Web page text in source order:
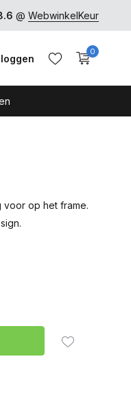
@ WebwinkelKeur
0
op het frame.